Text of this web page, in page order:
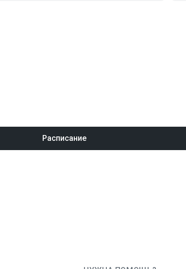
Расписание